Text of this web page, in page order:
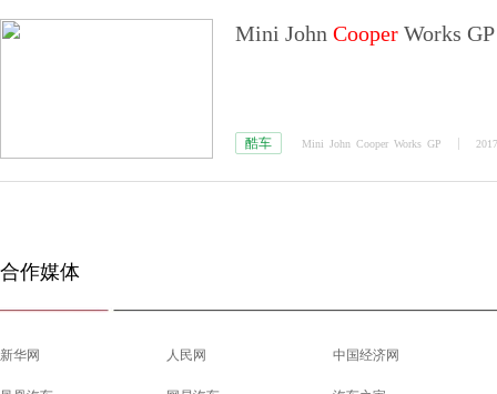
Mini John Cooper Works GP
酷车 Mini John Cooper Works GP
合作媒体
新华网 人民网 中国经济网